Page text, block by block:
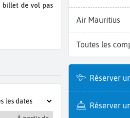
billet de vol pas
Air Mauritius
Toutes les
Réserver
Réserver